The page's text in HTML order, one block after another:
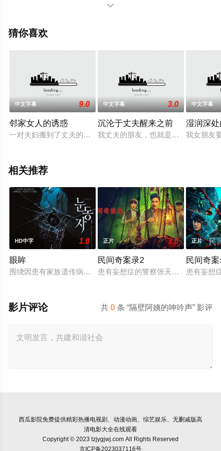
韩国电影，手机免费观看高清未删减完整版电影大全就上
情网等平台了解。

猜你喜欢
中文字幕 9.0
邻家女人的诱惑
一对夫妇搬到了丈夫的家乡。丈夫性能力不足，令妻子感到沮
中文字幕 3.0
沉沦于丈夫醒来之前
我丈夫的朋友，也就是我婚前的性伴
中文字幕
湿润深
我女朋友
相关推荐
HD中字 1.0
眼眸
围绕因患有家族遗传病而导致视力逐渐丧失的摄影师瑞真展开
正片 3.0
民间奇案录2
患有妄想症的警察张天盛遇上一起离
正片
民间奇
患有妄想
共0 条 “隔壁阿姨的呻吟声” 影评
影片评论
西瓜影院免费提供精彩热播电视剧、动漫动画、综艺娱乐、无删减版高
清电影大全在线观看
Copyright © 2023 tzjygjwj.com All Rights Reserved
京ICP备2023037116号